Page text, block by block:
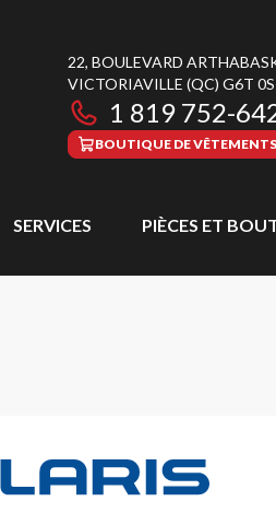
22, BOULEVARD
VICTORIAVILLE (QC) G6T
1 819 752-
BOUTIQUE DE VÊTEMENTS
SERVICES PIÈCES ET